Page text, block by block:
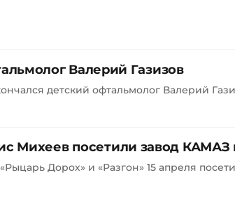
Валерий Газизов
детский офтальмолог Валерий
Михеев посетили завод КАМАЗ
Дорох» и «Разгон» 15 апреля